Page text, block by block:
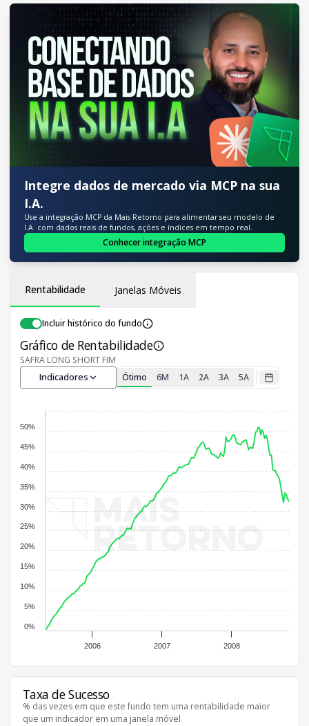
Integre dados de mercado via MCP na sua
I.A.
Use a integração MCP da Mais Retorno para alimentar seu modelo de
I.A. com dados reais de fundos, ações e índices em tempo real.
Conhecer integração MCP
Rentabilidade Janelas Móveis
Incluir histórico do fundo
Gráfico de Rentabilidade
SAFRA LONG SHORT FIM
Indicadores Ótimo 6M 1A 2A 3A 5A
2006 2007 2008
0%
5%
10%
15%
20%
25%
30%
35%
40%
45%
50%
Taxa de Sucesso
% das vezes em que este fundo tem uma rentabilidade maior
que um indicador em uma janela móvel